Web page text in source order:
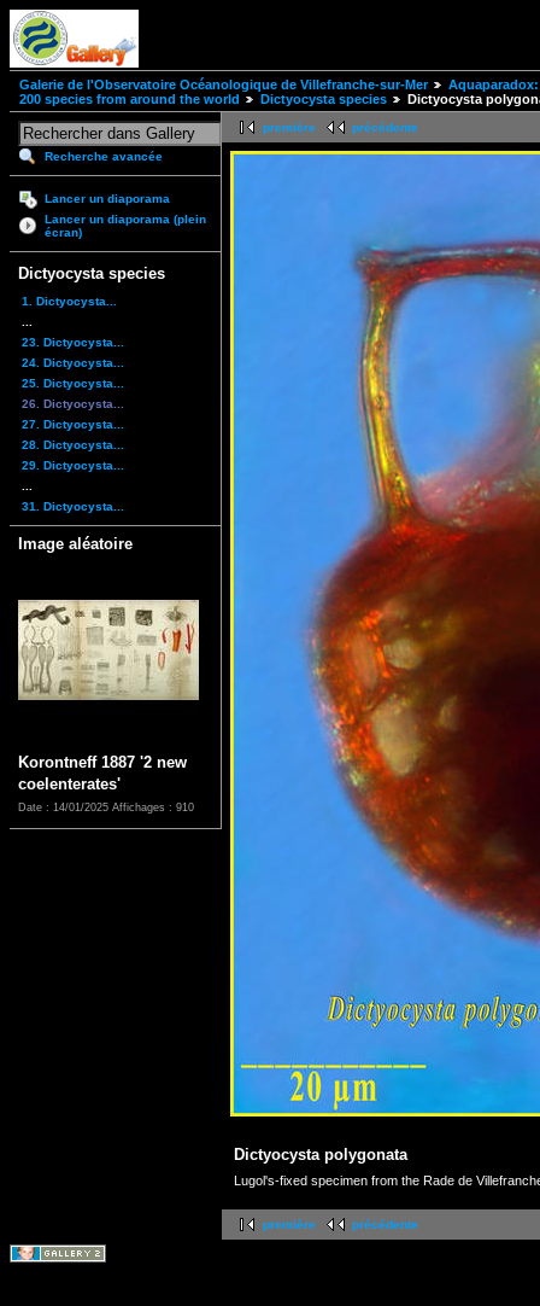
Galerie de l'Observatoire Océanologique de Villefranche-sur-Mer
200 species from around the world
Dictyocysta species Dictyocysta
Recherche avancée
Lancer un diaporama
Lancer un diaporama (plein
écran)
Dictyocysta species
1. Dictyocysta...
23. Dictyocysta...
24. Dictyocysta...
25. Dictyocysta...
26. Dictyocysta...
27. Dictyocysta...
28. Dictyocysta...
29. Dictyocysta...
31. Dictyocysta...
Image aléatoire
Korontneff 1887 '2 new
coelenterates'
Date : 14/01/2025 Affichages : 910
première précédente
Dictyocysta polygonata
Lugol's-fixed specimen from the Rade de
première précédente